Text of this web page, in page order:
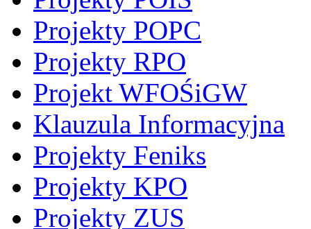
Projekty POPC
Projekty RPO
Projekt WFOŚiGW
Klauzula Informacyjna
Projekty Feniks
Projekty KPO
Projekty ZUS